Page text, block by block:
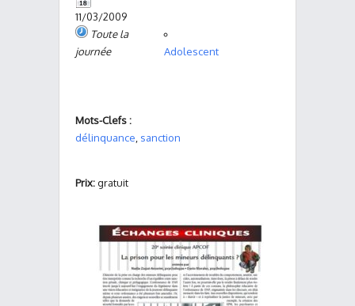
11/03/2009
Toute la
journée
Adolescent
Mots-Clefs :
délinquance sanction
Prix:gratuit